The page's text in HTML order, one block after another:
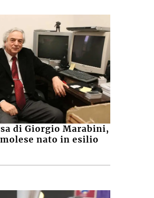
di Giorgio Marabini,
nato in esilio